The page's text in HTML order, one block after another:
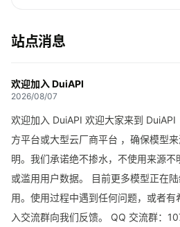
站点消息
欢迎加入 DuiAPI
2026/08/07
欢迎加入 DuiAPI 欢迎大家来到
方平台或大型云厂商平台 ，确保模型
明。我们承诺绝不掺水，不使用来源
或滥用用户数据。 目前更多模型正在
用。使用过程中遇到任何问题，或者
入交流群向我们反馈。 QQ 交流群：